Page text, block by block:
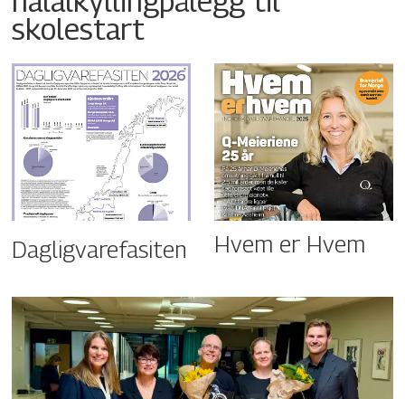
skolestart
Dagligvarefasiten Hvem er Hvem